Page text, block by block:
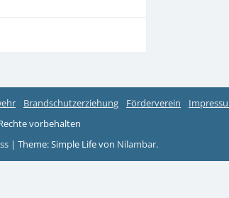
Brandschutzerziehung Förderverein
vorbehalten
| Theme: Simple Life von Nilambar.